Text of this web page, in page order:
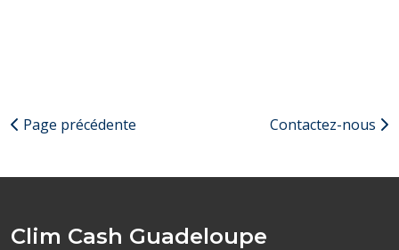
Page précédente Contactez-nous
Clim Cash Guadeloupe